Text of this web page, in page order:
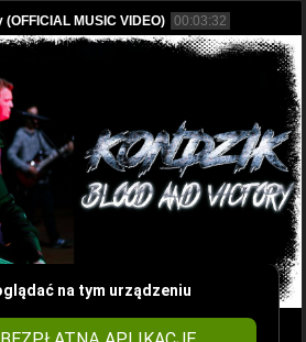
MUSIC VIDEO) 00:03:32
na tym urządzeniu